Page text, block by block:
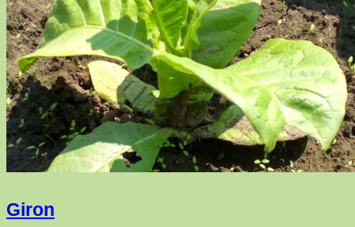
Giron